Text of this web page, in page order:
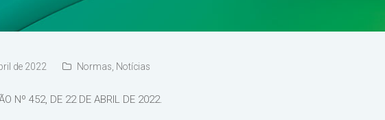
de 2022 Normas Notícias
Nº 452, DE 22 DE ABRIL DE 2022.